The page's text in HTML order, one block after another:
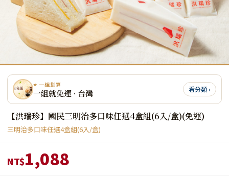
⭐ 一組划算
一組就免運 · 台灣 看分類 ›
【洪瑞珍】國民三明治多口味任選4盒組(6入/盒)(免運)
三明治多口味任選4盒組(6入/盒)
NT$1,088